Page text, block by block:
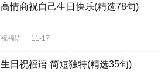
高情商祝自己生日快乐(精选78句)
祝福语 11-17
生日祝福语 简短独特(精选35句)